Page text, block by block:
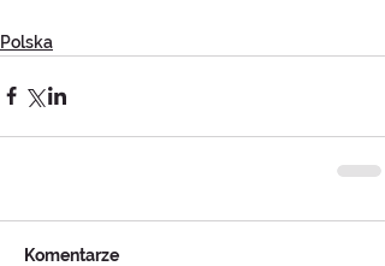
Polska
Komentarze